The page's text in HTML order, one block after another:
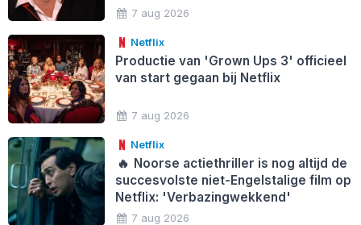
7 aug 2026
Netflix
Productie van 'Grown Ups 3' officieel
van start gegaan bij Netflix
7 aug 2026
Netflix
🔥 Noorse actiethriller is nog altijd de
succesvolste niet-Engelstalige film op
Netflix: 'Verbazingwekkend'
7 aug 2026